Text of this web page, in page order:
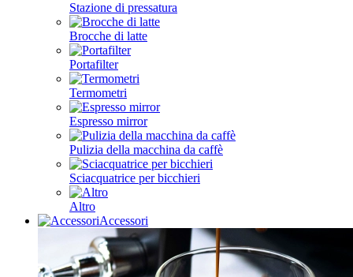
Stazione di pressatura
Brocche di latte
Portafilter
Termometri
Espresso mirror
Pulizia della macchina da caffè
Sciacquatrice per bicchieri
Altro
Accessori